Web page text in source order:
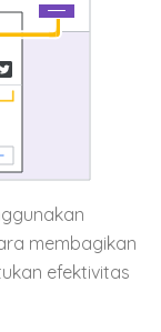
membagikan
efektivitas